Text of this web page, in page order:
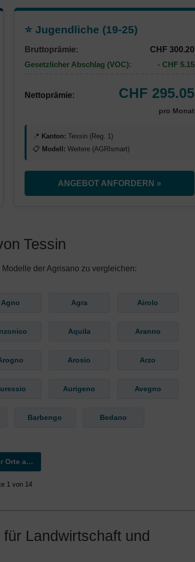
⭐ Jugendliche (19-25)
Bruttoprämie:
CHF 300.20
Gesetzlicher Abschlag (VOC):
- CHF 5.15
Nettoprämie: CHF 295.05
pro Monat
📍 Kanton: Tessin (Reg. 1)
📋 Modell: Weitere (AGRIsmart)
ANGEBOT ANFORDERN »
Tessin
der Agrisano zu vergleichen:
Agno Agra Airolo
Aquila Aranno
Arosio Arzo
Aurigeno Avegno
Barbengo Bedano
Mehr Orte anzeigen »
1 von 14
Landwirtschaft und